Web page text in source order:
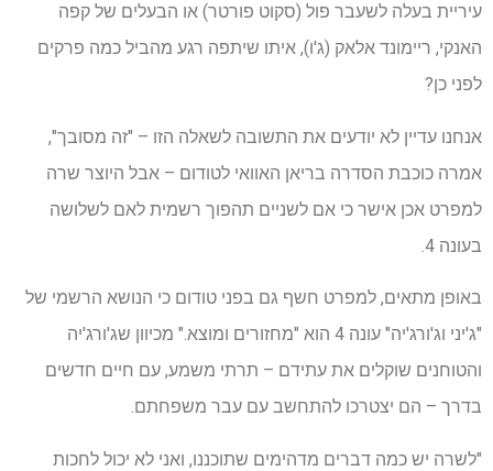
עיריית בעלה לשעבר פול (סקוט פורטר) או הבעלים של קפה
האנקי, ריימונד אלאק (ג'ו), איתו שיתפה רגע מהביל כמה פרקים
לפני כן?
אנחנו עדיין לא יודעים את התשובה לשאלה הזו – "זה מסובך",
אמרה כוכבת הסדרה בריאן האוואי לטודום – אבל היוצר שרה
למפרט אכן אישר כי אם לשניים תהפוך רשמית לאם לשלושה
בעונה 4.
באופן מתאים, למפרט חשף גם בפני טודום כי הנושא הרשמי של
"ג'יני וג'ורג'יה" עונה 4 הוא "מחזורים ומוצא." מכיוון שג'ורג'יה
והטוחנים שוקלים את עתידם – תרתי משמע, עם חיים חדשים
בדרך – הם יצטרכו להתחשב עם עבר משפחתם.
"לשרה יש כמה דברים מדהימים שתוכננו, ואני לא יכול לחכות